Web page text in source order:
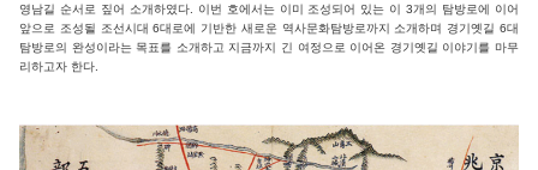
영남길 순서로 짚어 소개하였다. 이번 호에서는 이미 조성되어 있는 이 3개의 탐방로에 이어
앞으로 조성될 조선시대 6대로에 기반한 새로운 역사문화탐방로까지 소개하며 경기옛길 6대
탐방로의 완성이라는 목표를 소개하고 지금까지 긴 여정으로 이어온 경기옛길 이야기를 마무
리하고자 한다.